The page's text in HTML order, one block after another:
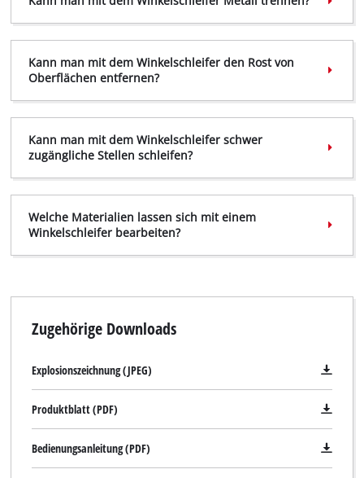
Google Maps laden zu können!
to trackers that are not disclosed to the
visitor. The website owner needs to setup
the site with their CMP to add this content
to the list of technologies used.
Powered byUsercentrics Consent
Management Platform
Kann man mit dem Winkelschleifer den Rost von
Oberflächen entfernen?
Kann man mit dem Winkelschleifer schwer
zugängliche Stellen schleifen?
Welche Materialien lassen sich mit einem
Winkelschleifer bearbeiten?
Zugehörige Downloads
Explosionszeichnung (JPEG)
Produktblatt (PDF)
Bedienungsanleitung (PDF)